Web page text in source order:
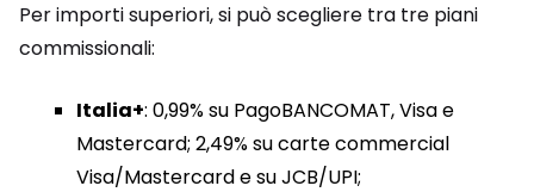
Per importi superiori, si può scegliere tra tre piani
commissionali:
Italia+: 0,99% su PagoBANCOMAT, Visa e
Mastercard; 2,49% su carte commercial
Visa/Mastercard e su JCB/UPI;